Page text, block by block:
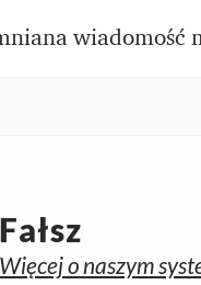
wiadomość
Fałsz
Więcej o naszym